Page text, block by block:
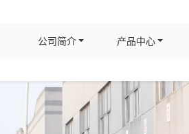
公司简介 产品中心